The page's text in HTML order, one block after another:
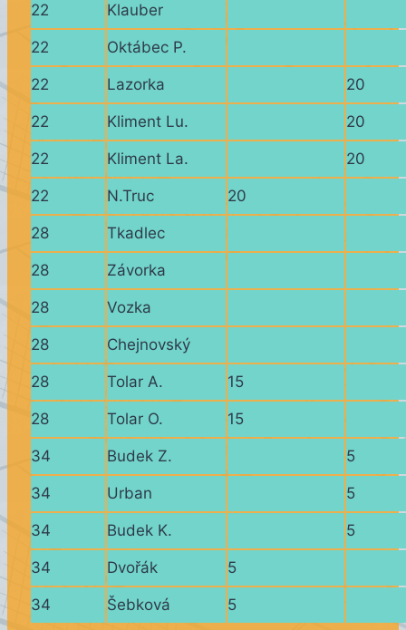
22 Klauber
22 Oktábec P.
22 Lazorka 20
22 Kliment Lu. 20
22 Kliment La. 20
22 N.Truc 20
28 Tkadlec
28 Závorka
28 Vozka
28 Chejnovský
28 Tolar A. 15
28 Tolar O. 15
34 Budek Z. 5
34 Urban 5
34 Budek K. 5
34 Dvořák 5
34 Šebková 5